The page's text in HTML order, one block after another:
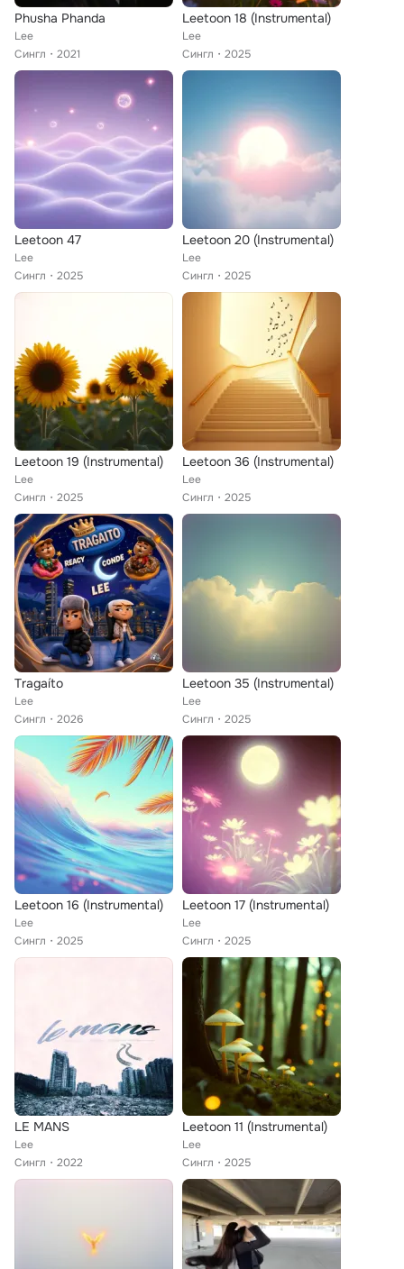
Phusha Phanda
Lee
Сингл
2021
Leetoon 18 (Instrumental)
Lee
Сингл
2025
Leetoon 47
Lee
Сингл
2025
Leetoon 20 (Instrumental)
Lee
Сингл
2025
Leetoon 19 (Instrumental)
Lee
Сингл
2025
Leetoon 36 (Instrumental)
Lee
Сингл
2025
Tragaíto
Lee
Сингл
2026
Leetoon 35 (Instrumental)
Lee
Сингл
2025
Leetoon 16 (Instrumental)
Lee
Сингл
2025
Leetoon 17 (Instrumental)
Lee
Сингл
2025
LE MANS
Lee
Сингл
2022
Leetoon 11 (Instrumental)
Lee
Сингл
2025